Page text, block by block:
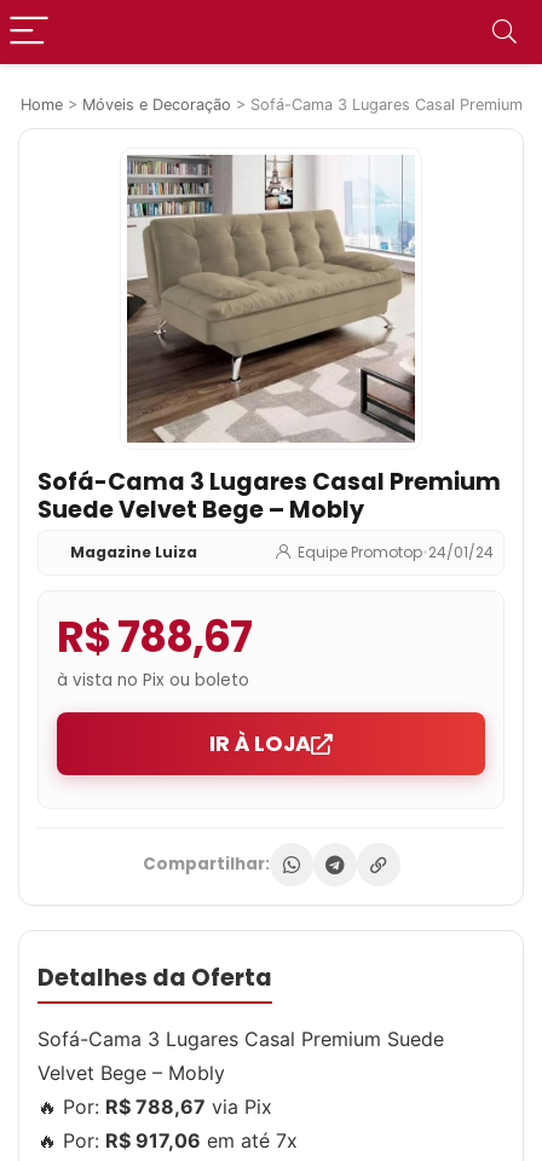
Home > Móveis e Decoração > Sofá-Cama 3 Lugares Casal Premium
Sofá-Cama 3 Lugares Casal Premium
Suede Velvet Bege – Mobly
Magazine Luiza Equipe Promotop•24/01/24
R$ 788,67
à vista no Pix ou boleto
IR À LOJA
Compartilhar:
Detalhes da Oferta
Sofá-Cama 3 Lugares Casal Premium Suede
Velvet Bege – Mobly
🔥 Por: R$ 788,67 via Pix
🔥 Por: R$ 917,06 em até 7x